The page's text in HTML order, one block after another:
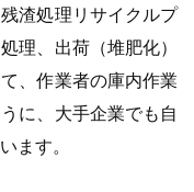
渣処理リサイクルプ
理、出荷（堆肥化）
、作業者の庫内作業
に、大手企業でも自
ます。